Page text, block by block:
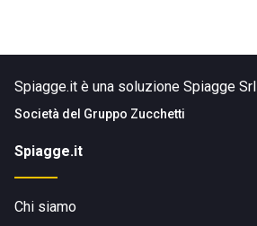
Spiagge.it è una soluzione Spiagge Srl
Società del Gruppo Zucchetti
Spiagge.it
Chi siamo